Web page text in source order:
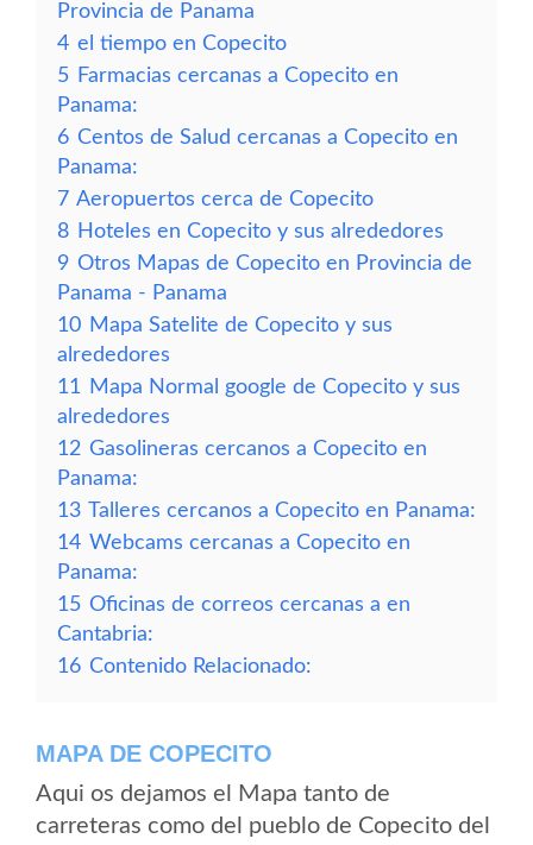
Provincia de Panama
4 el tiempo en Copecito
5 Farmacias cercanas a Copecito en
Panama:
6 Centos de Salud cercanas a Copecito en
Panama:
7 Aeropuertos cerca de Copecito
8 Hoteles en Copecito y sus alrededores
9 Otros Mapas de Copecito en Provincia de
Panama - Panama
10 Mapa Satelite de Copecito y sus
alrededores
11
Mapa Normal google de Copecito y sus
alrededores
12 Gasolineras cercanos a Copecito en
Panama:
13 Talleres cercanos a Copecito en Panama:
14 Webcams cercanas a Copecito en
Panama:
15 Oficinas de correos cercanas a en
Cantabria:
16 Contenido Relacionado:
MAPA DE COPECITO
Aqui os dejamos el Mapa tanto de
carreteras como del pueblo de Copecito del